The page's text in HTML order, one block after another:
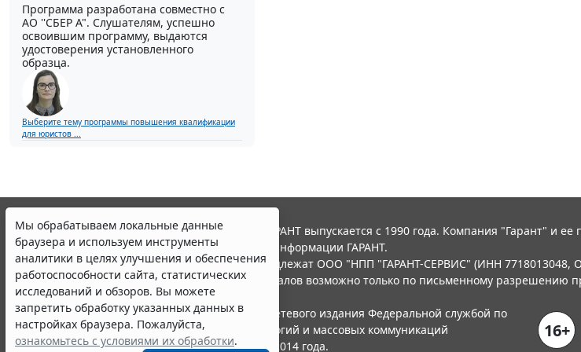
Программа разработана совместно с
АО ''СБЕР А". Слушателям, успешно
освоившим программу, выдаются
удостоверения установленного
образца.
Выберите тему программы повышения квалификации
для юристов ...
Мы обрабатываем локальные данные
браузера и используем инструменты
аналитики в целях улучшения и обеспечения
работоспособности сайта, статистических
исследований и обзоров. Вы можете
запретить обработку указанных данных в
настройках браузера. Пожалуйста,
ознакомьтесь с условиями их обработки.
© ООО "НПП "ГАРАНТ-СЕРВИС", 2026. Система ГАРАНТ выпускается с 1990 года. Компания "Гарант" и ее
участниками Российской ассоциации правовой информации ГАРАНТ.
Все права на материалы сайта ГАРАНТ.РУ принадлежат ООО "НПП "ГАРАНТ-СЕРВИС" (ИНН 7718013048,
Полное или частичное воспроизведение материалов возможно только по письменному разрешению
Правила использования портала.
Портал ГАРАНТ.РУ зарегистрирован в качестве сетевого издания Федеральной службой по
надзору в сфере связи,информационных технологий и массовых коммуникаций
(Роскомнадзором), Эл № ФС77-58365 от 18 июня 2014 года.
16+